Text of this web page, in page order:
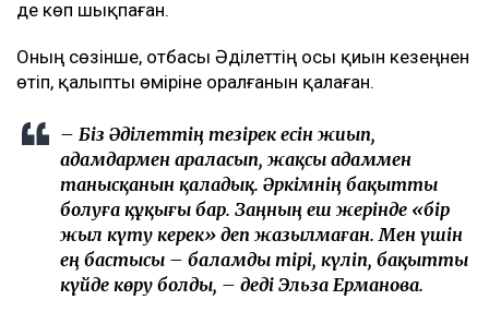
де көп шықпаған.
Оның сөзінше, отбасы Әділеттің осы қиын кезеңнен
өтіп, қалыпты өміріне оралғанын қалаған.
– Біз Әділеттің тезірек есін жиып,
адамдармен араласып, жақсы адаммен
танысқанын қаладық. Әркімнің бақытты
болуға құқығы бар. Заңның еш жерінде «бір
жыл күту керек» деп жазылмаған. Мен үшін
ең бастысы – баламды тірі, күліп, бақытты
күйде көру болды, – деді Эльза Ерманова.